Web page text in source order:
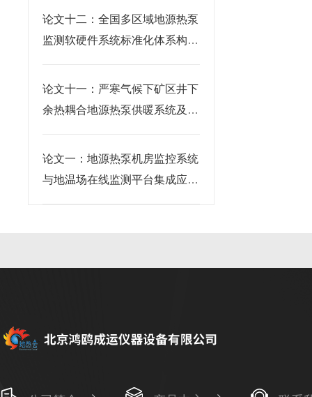
论文十二：全国多区域地源热泵
监测软硬件系统标准化体系构建
论文十一：严寒气候下矿区井下
余热耦合地源热泵供暖系统及智
论文一：地源热泵机房监控系统
与地温场在线监测平台集成应用